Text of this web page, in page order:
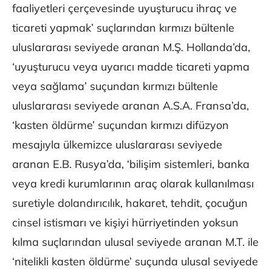
faaliyetleri çerçevesinde uyuşturucu ihraç ve
ticareti yapmak’ suçlarından kırmızı bültenle
uluslararası seviyede aranan M.Ş. Hollanda’da,
‘uyuşturucu veya uyarıcı madde ticareti yapma
veya sağlama’ suçundan kırmızı bültenle
uluslararası seviyede aranan A.S.A. Fransa’da,
‘kasten öldürme’ suçundan kırmızı difüzyon
mesajıyla ülkemizce uluslararası seviyede
aranan E.B. Rusya’da, ‘bilişim sistemleri, banka
veya kredi kurumlarının araç olarak kullanılması
suretiyle dolandırıcılık, hakaret, tehdit, çocuğun
cinsel istismarı ve kişiyi hürriyetinden yoksun
kılma suçlarından ulusal seviyede aranan M.T. ile
‘nitelikli kasten öldürme’ suçunda ulusal seviyede